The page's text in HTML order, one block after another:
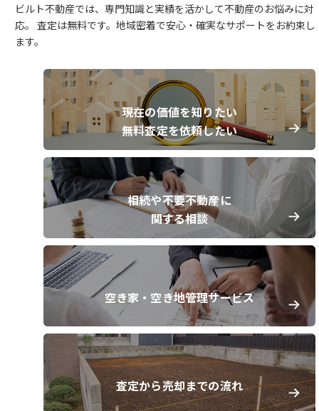
ビルト不動産では、専門知識と実績を活かして不動産のお悩みに対
応。 査定は無料です。地域密着で安心・確実なサポートをお約束し
ます。
現在の価値を知りたい
無料査定を依頼したい
相続や不要不動産に
関する相談
空き家・空き地管理サービス
査定から売却までの流れ